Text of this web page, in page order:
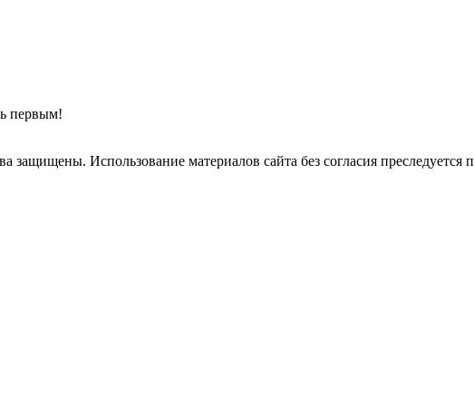
первым!
Использование материалов сайта без согласия преследуется